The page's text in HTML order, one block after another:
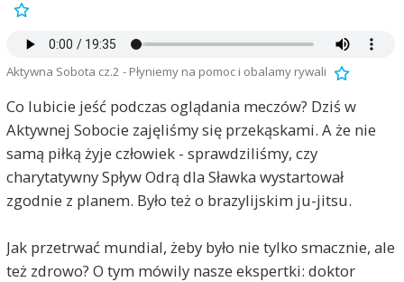
Aktywna Sobota cz.2 - Płyniemy na pomoc i obalamy rywali
Co lubicie jeść podczas oglądania meczów? Dziś w
Aktywnej Sobocie zajęliśmy się przekąskami. A że nie
samą piłką żyje człowiek - sprawdziliśmy, czy
charytatywny Spływ Odrą dla Sławka wystartował
zgodnie z planem. Było też o brazylijskim ju-jitsu.
Jak przetrwać mundial, żeby było nie tylko smacznie, ale
też zdrowo? O tym mówily nasze ekspertki: doktor